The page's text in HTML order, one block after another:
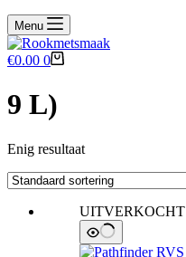
Menu
Winkelwagen
€0.00 0
9 L)
Enig resultaat
UITVERKOCHT